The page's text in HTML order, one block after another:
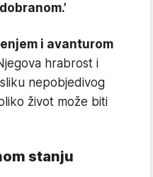
i avanturom
hrabrost i
nepobjedivog
život može biti
stanju